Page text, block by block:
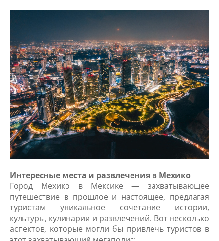
Интересные места и развлечения в Мехико
Город Мехико в Мексике — захватывающее
путешествие в прошлое и настоящее, предлагая
туристам уникальное сочетание истории,
культуры, кулинарии и развлечений. Вот несколько
аспектов, которые могли бы привлечь туристов в